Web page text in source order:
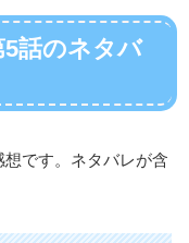
5話のネタバ
です。ネタバレが含